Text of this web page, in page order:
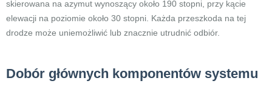
skierowana na azymut wynoszący około 190 stopni, przy kącie
elewacji na poziomie około 30 stopni. Każda przeszkoda na tej
drodze może uniemożliwić lub znacznie utrudnić odbiór.
Dobór głównych komponentów systemu